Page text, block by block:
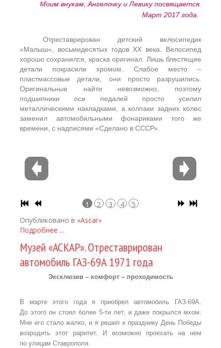
Моим внукам, Ангелочку и Левику посвящается.
Март 2017 года.
Отреставрирован детский велосипедик
«Малыш», восьмидесятых годов ХХ века. Велосипед
хорошо сохранился, краска оригинал. Лишь блестящие
детали покрасили хромом. Слабое место –
пластмассовые детали, они просто разрушились.
Оригинальные найти невозможно, поэтому
подшипники оси педалей просто усилил
металлическими накладками, а колпаки задних колес
заменил автомобильными фонариками того же
времени, с надписями «Сделано в СССР».
1 2 3 4
5
Опубликовано в «Ascar»
Подробнее ...
Музей «АСКАР». Отреставрирован
автомобиль ГАЗ-69А 1971 года
Эксклюзив – комфорт – проходимость
В марте этого года я приобрел автомобиль ГАЗ-69А.
До этого он стоял более 5-ти лет, и даже покрылся мхом.
Мне его стало жалко, и я решил к празднику День Победы
возродить этот раритет. И возможно проехать на нем
по улицам Ставрополя.